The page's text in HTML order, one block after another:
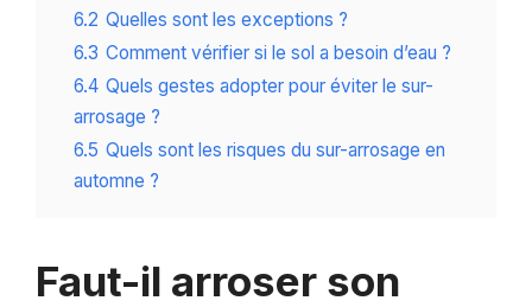
6.2 Quelles sont les exceptions ?
6.3 Comment vérifier si le sol a besoin d’eau ?
6.4 Quels gestes adopter pour éviter le sur-
arrosage ?
6.5 Quels sont les risques du sur-arrosage en
automne ?
Faut-il arroser son